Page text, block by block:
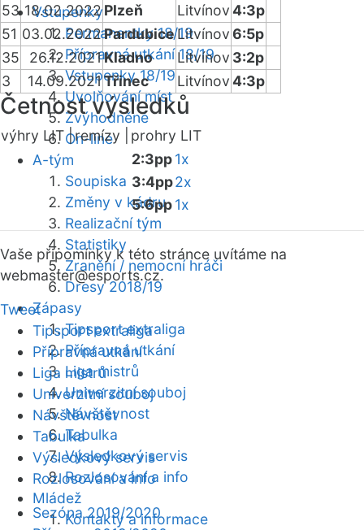
Vstupenky
Permanentky 18/19
Přípravná utkání 18/19
Vstupenky 18/19
Uvolňování míst
Zvýhodněné
On-line
A-tým
Soupiska
Změny v kádru
Realizační tým
Statistiky
Zranění / nemocní hráči
Dresy 2018/19
Zápasy
Tipsport extraliga
Přípravná utkání
Liga mistrů
Univerzitní souboj
Návštěvnost
Tabulka
Výsledkový servis
Rozlosování a info
Mládež
Kontakty a informace
53 18.02.2022Plzeň Litvínov4:3p
51 03.02.2022PardubiceLitvínov6:5p
35
26.12.2021Kladno Litvínov 3:2p
3
14.09.2021Třinec Litvínov4:3p
Četnost výsledků
výhry LIT |remízy |
prohry LIT
2:3pp1x
3:4pp2x
5:6pp1x
Vaše připomínky k této stránce uvítáme na
webmaster@esports.cz.
Tweet
Tipsport extraliga
Přípravná utkání
Liga mistrů
Univerzitní souboj
Návštěvnost
Tabulka
Výsledkový servis
Rozlosování a info
Sezóna 2019/2020